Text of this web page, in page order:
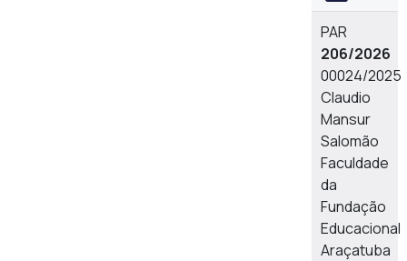
PAR
206/2026
00024/2025
Claudio
Mansur
Salomão
Faculdade
da
Fundação
Educacional
Araçatuba